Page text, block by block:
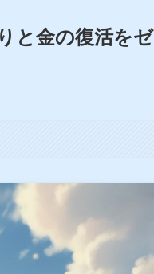
と金の復活をゼ